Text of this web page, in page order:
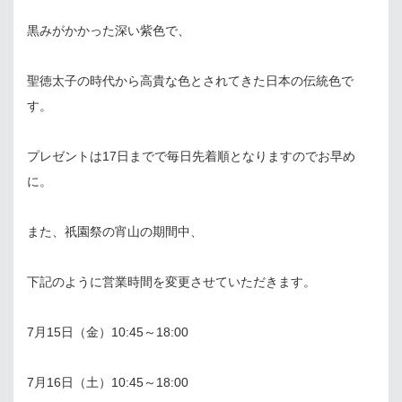
黒みがかかった深い紫色で、
聖徳太子の時代から高貴な色とされてきた日本の伝統色で
す。
プレゼントは17日までで毎日先着順となりますのでお早め
に。
また、祇園祭の宵山の期間中、
下記のように営業時間を変更させていただきます。
7月15日（金）10:45～18:00
7月16日（土）10:45～18:00